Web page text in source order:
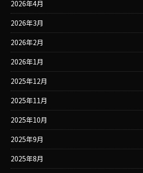
2026年4月
2026年3月
2026年2月
2026年1月
2025年12月
2025年11月
2025年10月
2025年9月
2025年8月